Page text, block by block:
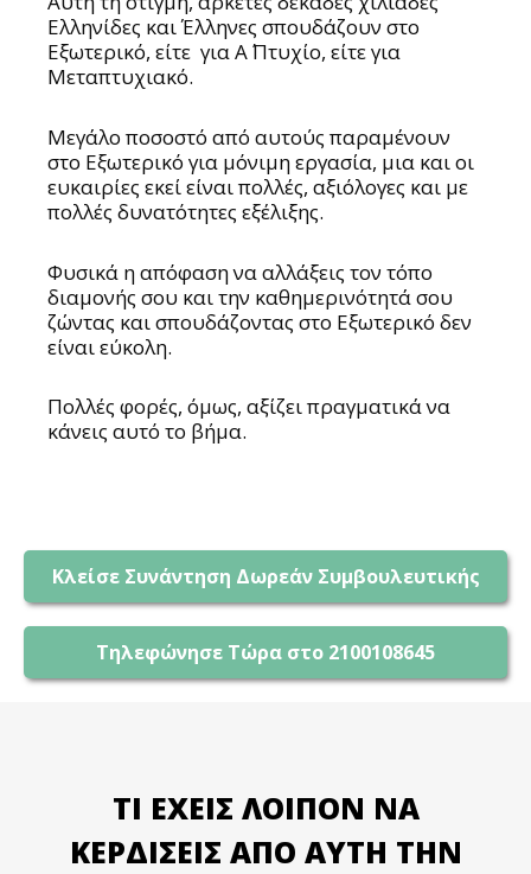
Ελληνίδες και Έλληνες σπουδάζουν στο
Εξωτερικό, είτε για Α΄ Πτυχίο, είτε για
Μεταπτυχιακό.
Μεγάλο ποσοστό από αυτούς παραμένουν
στο Εξωτερικό για μόνιμη εργασία, μια και οι
ευκαιρίες εκεί είναι πολλές, αξιόλογες και με
πολλές δυνατότητες εξέλιξης.
Φυσικά η απόφαση να αλλάξεις τον τόπο
διαμονής σου και την καθημερινότητά σου
ζώντας και σπουδάζοντας στο Εξωτερικό δεν
είναι εύκολη.
Πολλές φορές, όμως, αξίζει πραγματικά να
κάνεις αυτό το βήμα.
Κλείσε Συνάντηση Δωρεάν Συμβουλευτικής
Τηλεφώνησε Τώρα στο 2100108645
ΤΙ ΈΧΕΙΣ ΛΟΙΠΌΝ ΝΑ
ΚΕΡΔΊΣΕΙΣ ΑΠΌ ΑΥΤΉ ΤΗΝ